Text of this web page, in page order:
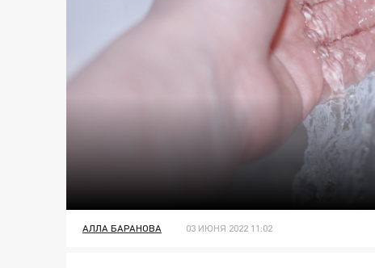
АЛЛА БАРАНОВА 03 ИЮНЯ 2022 11:02